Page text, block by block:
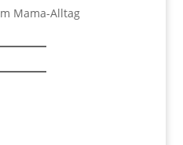
Mama-Alltag